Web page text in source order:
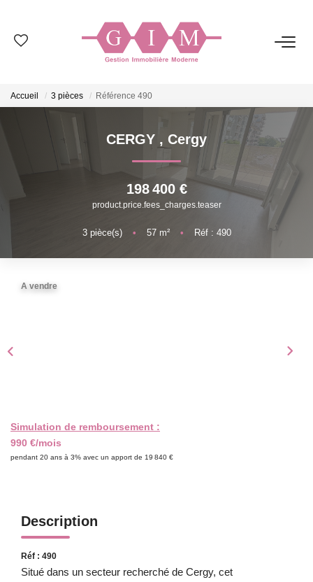
ESTIMATION
Accueil 3 pièces Référence 490
CERGY , Cergy
198 400 €
product.price.fees_charges.teaser
3pièce(s) • 57m² • Réf : 490
A vendre
Simulation de remboursement :
990 €/mois
pendant 20 ans à 3% avec un apport de 19 840 €
Description
Réf : 490
Situé dans un secteur recherché de Cergy, cet